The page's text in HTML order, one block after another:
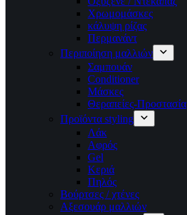
Χρωμομάσκες
κάλυψη ρίζας
Περμανάντ
Περιποίηση μαλλιών
Σαμπουάν
Conditioner
Μάσκες
Θεραπείες-Προστασία
Προϊόντα styling
Λάκ
Αφρός
Gel
Κεριά
Πηλός
Βούρτσες / χτένες
Αξεσουάρ μαλλιών